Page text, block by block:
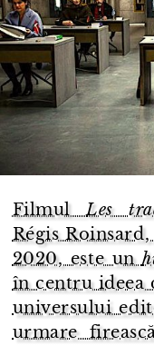
FilmulLes
Régis
2020, este un
în centru ideea
universului
urmare